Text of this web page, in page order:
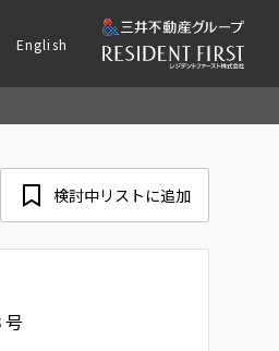
English
検討中リストに追加
号